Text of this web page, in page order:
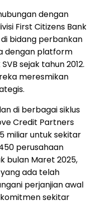
dengan
First Citizens Bank
bidang perbankan
dengan platform
sejak tahun 2012.
meresmikan
di berbagai siklus
Credit Partners
miliar untuk sekitar
perusahaan
bulan Maret 2025,
ada telah
perjanjian awal
sekitar